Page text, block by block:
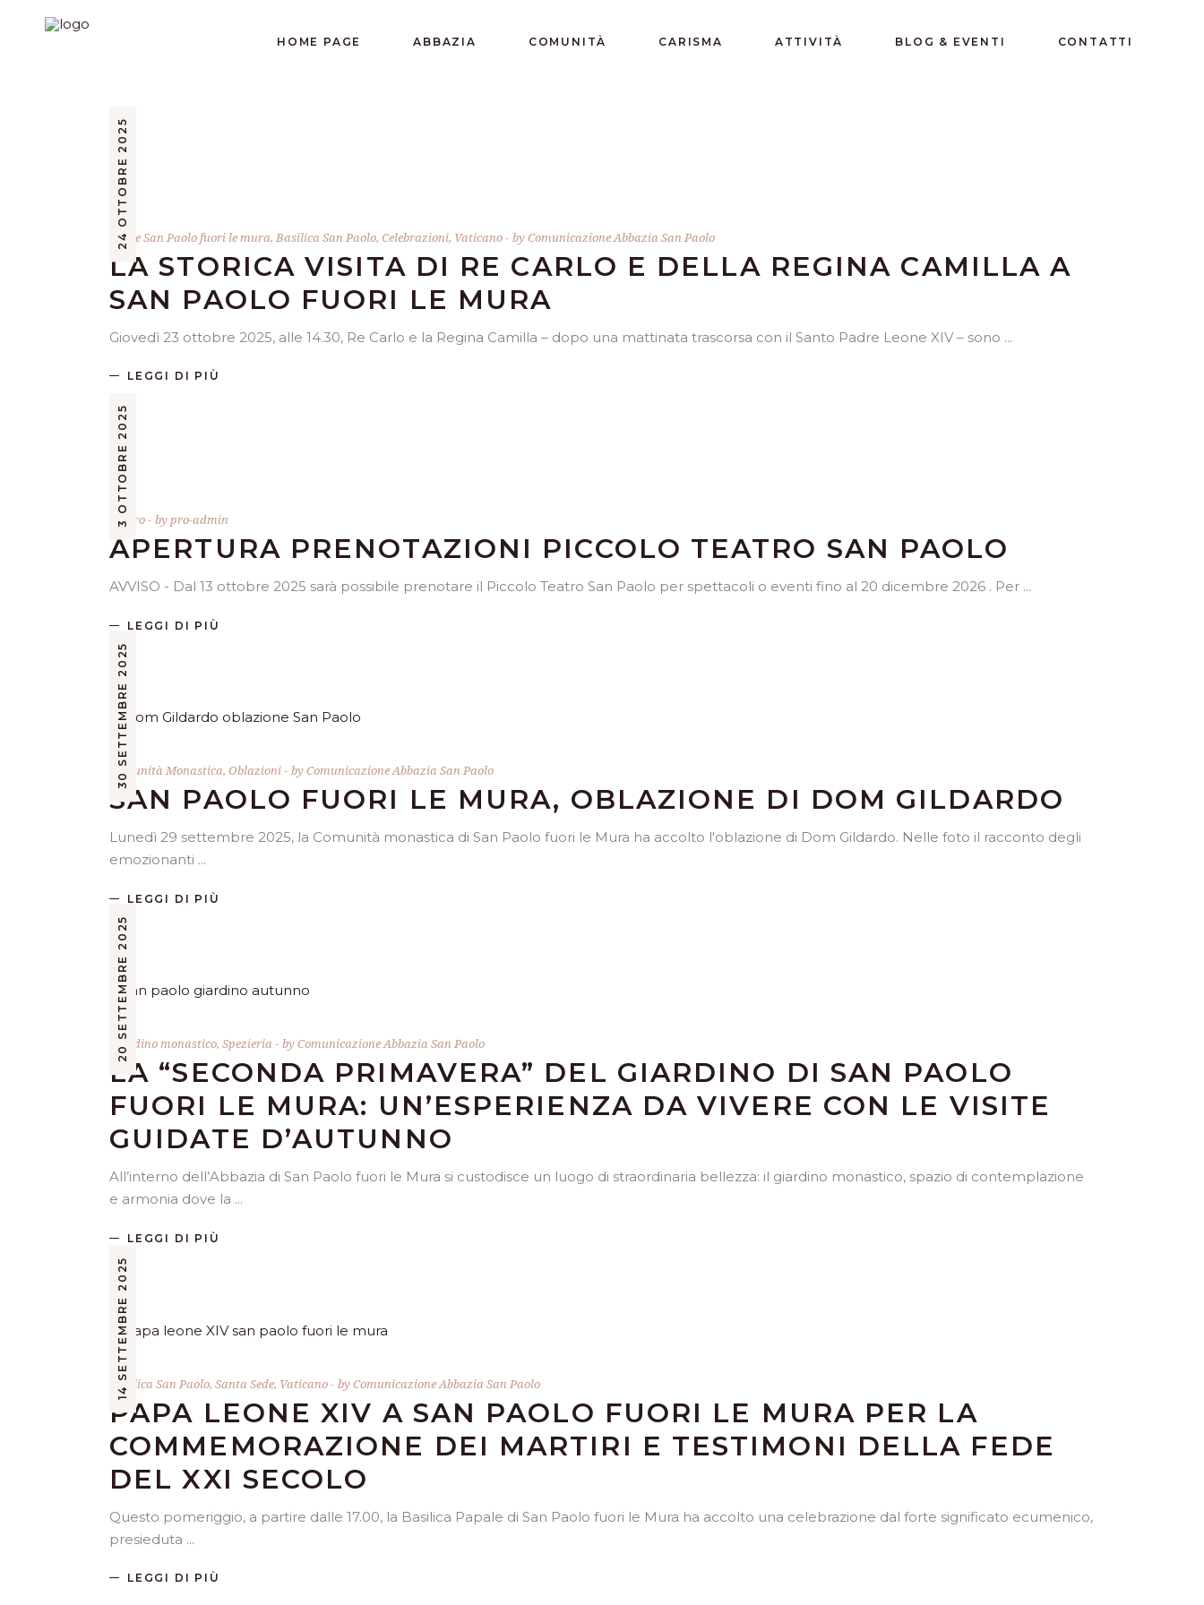
HOME PAGE ABBAZIA COMUNITÀ CARISMA ATTIVITÀ BLOG & EVENTI CONTATTI
24 OTTOBRE 2025
Abate San Paolo fuori le mura, Basilica San Paolo, Celebrazioni, Vaticano byComunicazione Abbazia San Paolo
LA STORICA VISITA DI RE CARLO E DELLA REGINA CAMILLA A
SAN PAOLO FUORI LE MURA
Giovedì 23 ottobre 2025, alle 14.30, Re Carlo e la Regina Camilla – dopo una mattinata trascorsa con il Santo Padre Leone XIV – sono
LEGGI DI PIÙ
3 OTTOBRE 2025
Teatro bypro-admin
APERTURA PRENOTAZIONI PICCOLO TEATRO SAN PAOLO
AVVISO - Dal 13 ottobre 2025 sarà possibile prenotare il Piccolo Teatro San Paolo per spettacoli o eventi fino al 20 dicembre 2026 . Per
LEGGI DI PIÙ
30 SETTEMBRE 2025
Comunità Monastica, Oblazioni byComunicazione Abbazia San Paolo
SAN PAOLO FUORI LE MURA, OBLAZIONE DI DOM GILDARDO
Lunedì 29 settembre 2025, la Comunità monastica di San Paolo fuori le Mura ha accolto l'oblazione di Dom Gildardo. Nelle foto il racconto degli
emozionanti
LEGGI DI PIÙ
20 SETTEMBRE 2025
Giardino monastico, Spezieria byComunicazione Abbazia San Paolo
LA “SECONDA PRIMAVERA” DEL GIARDINO DI SAN PAOLO
FUORI LE MURA: UN’ESPERIENZA DA VIVERE CON LE VISITE
GUIDATE D’AUTUNNO
All’interno dell’Abbazia di San Paolo fuori le Mura si custodisce un luogo di straordinaria bellezza: il giardino monastico, spazio di contemplazione
e armonia dove la
LEGGI DI PIÙ
14 SETTEMBRE 2025
Basilica San Paolo, Santa Sede, Vaticano byComunicazione Abbazia San Paolo
PAPA LEONE XIV A SAN PAOLO FUORI LE MURA PER LA
COMMEMORAZIONE DEI MARTIRI E TESTIMONI DELLA FEDE
DEL XXI SECOLO
Questo pomeriggio, a partire dalle 17.00, la Basilica Papale di San Paolo fuori le Mura ha accolto una celebrazione dal forte significato ecumenico,
presieduta
LEGGI DI PIÙ